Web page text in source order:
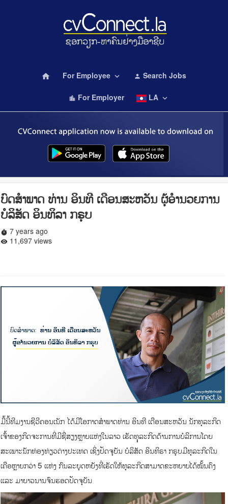
home For Employee keyboard_arrow_down person Search Jobs
location_city For Employer LA keyboard_arrow_down
ບົດສຳພາດ ທ່ານ ອິນທີ ເດືອນສະຫວັນ ຜຸ້ອຳນວຍການ
ບໍລິສັດ ອິນທິລາ ກຣຸບ
timer 7 years ago
remove_red_eye 11,697 views
ມື້ນີ້ທີມງານຊີວີຄອນເນັກ ໄດ້ມີໂອກາດສຳພາດທ່ານ ອິນທີ ເດືອນສະຫວັນ ນັກທຸລະກິດ
ເຈົ້າຂອງກິດຈະການທີ່ມີຊື່ສຽງຫຼາຍແຫ່ງໃນລາວ ເຮັດທຸຸລະກິດດ້ານການບໍລິການໂດຍ
ສະເພາະນັກທ່ອງທ່ຽວຕ່າງປະເທດ ເຊິ່ງປັດຈຸບັນ ບໍລິສັດ ອິນທິຣາ ກຣຸບມີທຸລະກິດໃນ
ເຄືອຫຼາຍກວ່າ 5 ແຫ່ງ ກົນລະຍຸດຫຍັງທີ່ເຮັດໃຫ້ທຸລະກິດສາມາດຂະຫຍາຍໄດ້ໝັ້ນຄົງ
ແລະ ມາຍາວນານຈົນຮອດປັດຈຸບັນ